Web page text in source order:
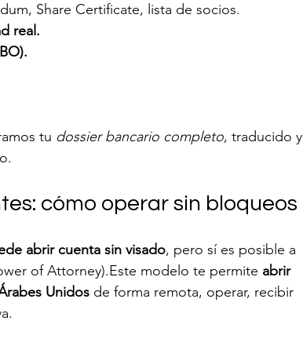
Share Certificate, lista de socios.
real.
tu dossier bancario completo, traducido y
cómo operar sin bloqueos
abrir cuenta sin visado, pero sí es posible a
of Attorney).Este modelo te permite abrir
Unidos de forma remota, operar, recibir